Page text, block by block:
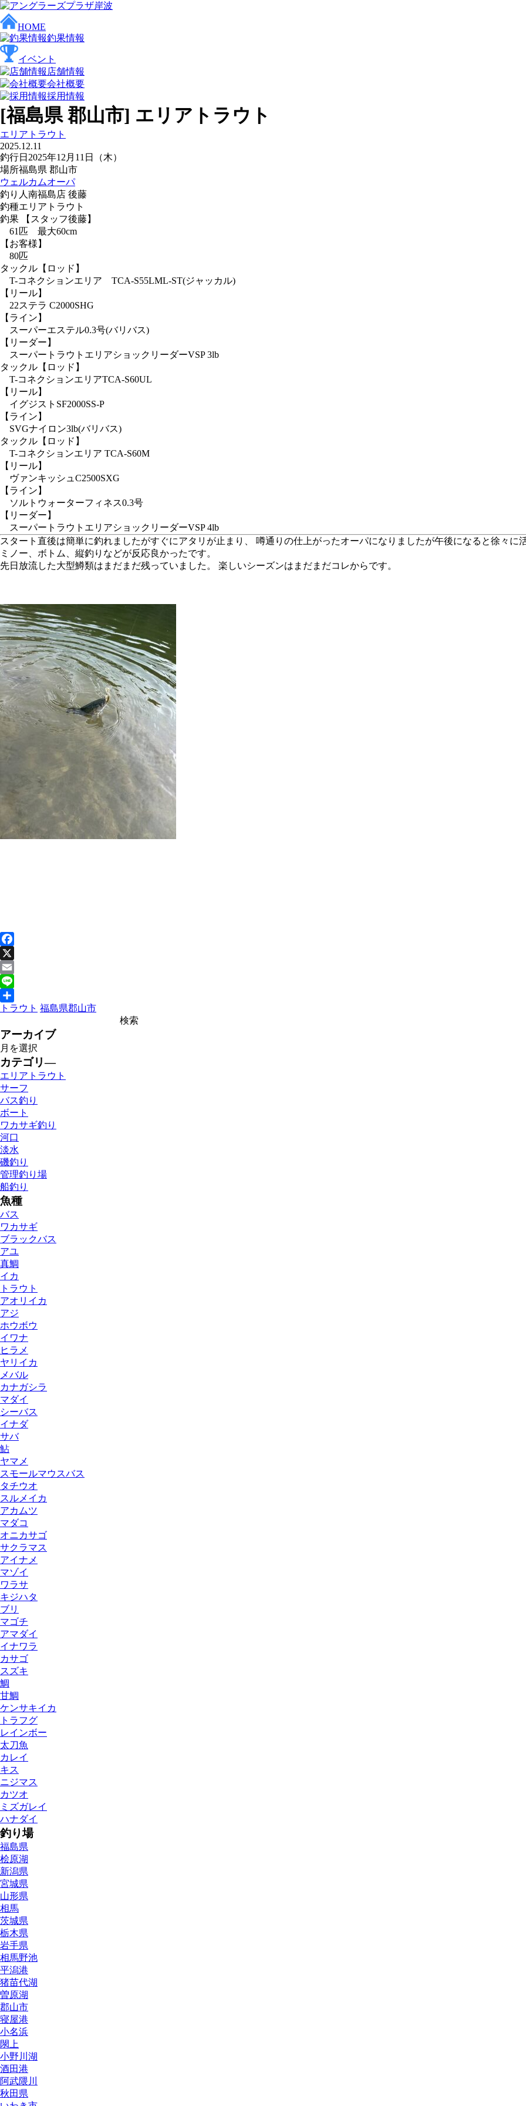
HOME
釣果情報
イベント
店舗情報
会社概要
採用情報
[福島県 郡山市] エリアトラウト
エリアトラウト
2025.12.11
釣行日 2025年12月11日（木）
場所福島県 郡山市
ウェルカムオーパ
釣り人 南福島店 後藤
釣種エリアトラウト
釣果 【スタッフ後藤】
61匹 最大60cm
【お客様】
80匹
タックル 【ロッド】
T-コネクションエリア TCA-S55LML-ST(ジャッカル)
【リール】
22ステラ C2000SHG
【ライン】
スーパーエステル0.3号(バリバス)
【リーダー】
スーパートラウトエリアショックリーダーVSP 3lb
タックル 【ロッド】
T-コネクションエリアTCA-S60UL
【リール】
イグジストSF2000SS-P
【ライン】
SVGナイロン3lb(バリバス)
タックル 【ロッド】
T-コネクションエリア TCA-S60M
【リール】
ヴァンキッシュC2500SXG
【ライン】
ソルトウォーターフィネス0.3号
【リーダー】
スーパートラウトエリアショックリーダーVSP 4lb
スタート直後は簡単に釣れましたがすぐにアタリが止まり、 噂通りの仕上がったオーパになりましたが午後になると徐々に
ミノー、ボトム、縦釣りなどが反応良かったです。
先日放流した大型鱒類はまだまだ残っていました。 楽しいシーズンはまだまだコレからです。
Facebook
X
Email
Line
共
トラウト 福島県郡山市
アーカイブ
カテゴリ―
エリアトラウト
サーフ
バス釣り
ボート
ワカサギ釣り
河口
淡水
磯釣り
管理釣り場
船釣り
魚種
バス
ワカサギ
ブラックバス
アユ
真鯛
イカ
トラウト
アオリイカ
アジ
ホウボウ
イワナ
ヒラメ
ヤリイカ
メバル
カナガシラ
マダイ
シーバス
イナダ
サバ
鮎
ヤマメ
スモールマウスバス
タチウオ
スルメイカ
アカムツ
マダコ
オニカサゴ
サクラマス
アイナメ
マゾイ
ワラサ
キジハタ
ブリ
マゴチ
アマダイ
イナワラ
カサゴ
スズキ
鯛
甘鯛
ケンサキイカ
トラフグ
レインボー
太刀魚
カレイ
キス
ニジマス
カツオ
ミズガレイ
ハナダイ
釣り場
福島県
桧原湖
新潟県
宮城県
山形県
相馬
茨城県
栃木県
岩手県
相馬野池
平潟港
猪苗代湖
曽原湖
郡山市
寝屋港
小名浜
閖上
小野川湖
酒田港
阿武隈川
秋田県